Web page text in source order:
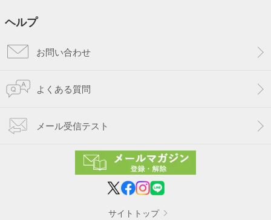
ヘルプ
お問い合わせ
よくある質問
メール受信テスト
サイトトップ